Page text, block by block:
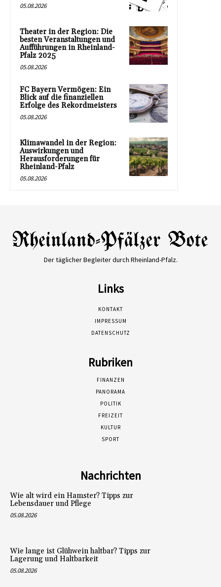
05.08.2026
Theater in der Region: Die
besten Veranstaltungen und
Aufführungen in Rheinland-
Pfalz 2025
05.08.2026
FC Bayern Vermögen: Ein
Blick auf die finanziellen
Erfolge des Rekordmeisters
05.08.2026
Klimawandel in der Region:
Auswirkungen und
Herausforderungen für
Rheinland-Pfalz
05.08.2026
Der täglicher Begleiter durch Rheinland-Pfalz.
Links
KONTAKT
IMPRESSUM
DATENSCHUTZ
Rubriken
FINANZEN
PANORAMA
POLITIK
FREIZEIT
KULTUR
SPORT
Nachrichten
Wie alt wird ein Hamster? Tipps zur
Lebensdauer und Pflege
05.08.2026
Wie lange ist Glühwein haltbar? Tipps zur
Lagerung und Haltbarkeit
05.08.2026